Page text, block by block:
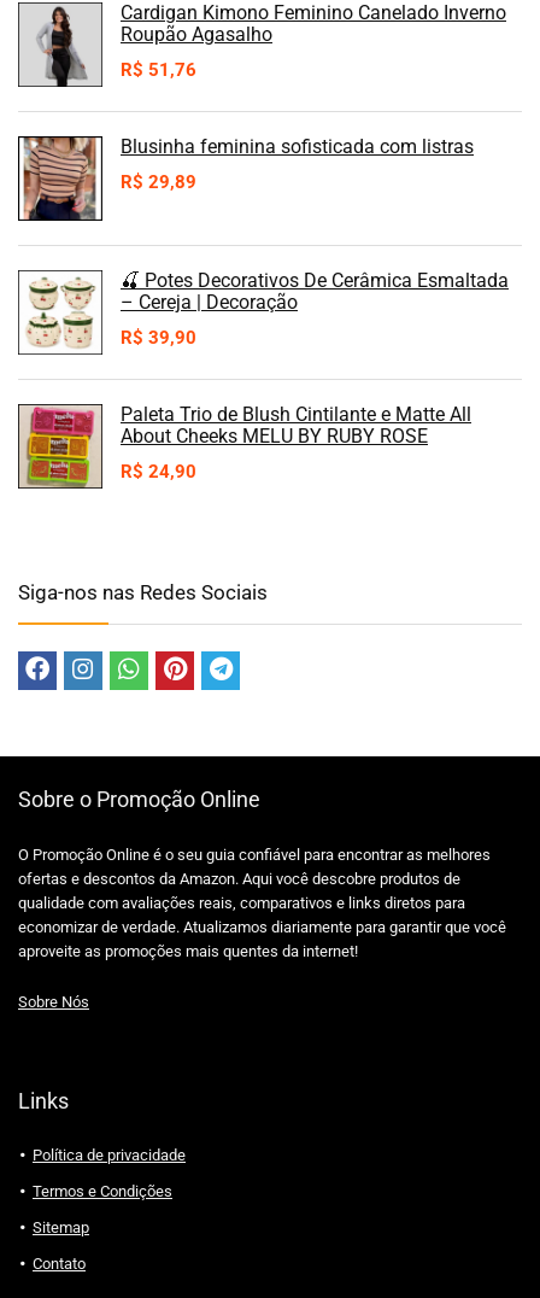
Cardigan Kimono Feminino Canelado Inverno
Roupão Agasalho
R$ 51,76
Blusinha feminina sofisticada com listras
R$ 29,89
🍒 Potes Decorativos De Cerâmica Esmaltada
– Cereja | Decoração
R$ 39,90
Paleta Trio de Blush Cintilante e Matte All
About Cheeks MELU BY RUBY ROSE
R$ 24,90
Siga-nos nas Redes Sociais
Sobre o Promoção Online
O Promoção Online é o seu guia confiável para encontrar as melhores
ofertas e descontos da Amazon. Aqui você descobre produtos de
qualidade com avaliações reais, comparativos e links diretos para
economizar de verdade. Atualizamos diariamente para garantir que você
aproveite as promoções mais quentes da internet!
Sobre Nós
Links
Política de privacidade
Termos e Condições
Sitemap
Contato